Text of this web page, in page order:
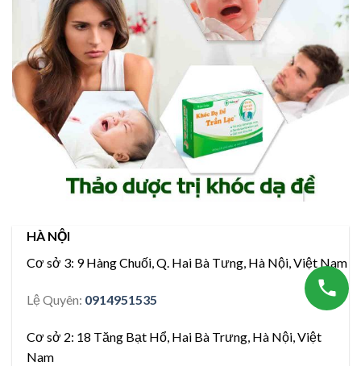
HÀ NỘI
Cơ sở 3: 9 Hàng Chuối, Q. Hai Bà Tưng, Hà Nội, Việt Nam
Lệ Quyên: 0914951535
Cơ sở 2: 18 Tăng Bạt Hổ, Hai Bà Trưng, Hà Nội, Việt
Nam